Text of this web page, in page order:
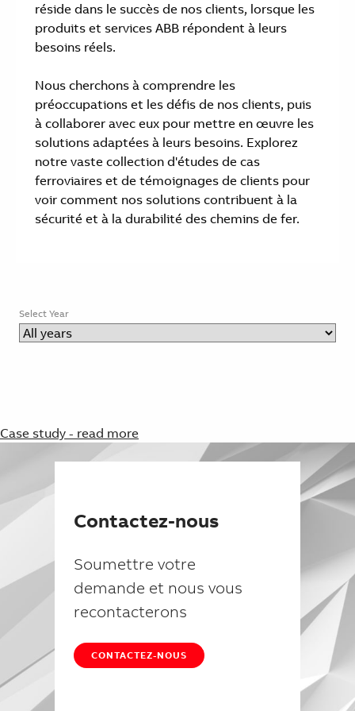
0
réside dans le succès de nos clients, lorsque les
produits et services ABB répondent à leurs
besoins réels.
Nous cherchons à comprendre les
préoccupations et les défis de nos clients, puis
à collaborer avec eux pour mettre en œuvre les
solutions adaptées à leurs besoins. Explorez
notre vaste collection d'études de cas
ferroviaires et de témoignages de clients pour
voir comment nos solutions contribuent à la
sécurité et à la durabilité des chemins de fer.
Select Year
Case study - read more
Contactez-nous
Soumettre votre
demande et nous vous
recontacterons
CONTACTEZ-NOUS